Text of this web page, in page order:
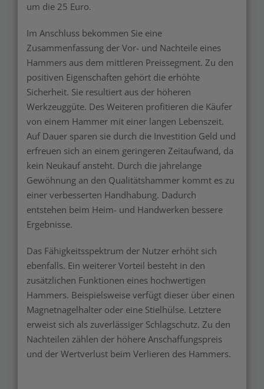
um die 25 Euro.
Im Anschluss bekommen Sie eine
Zusammenfassung der Vor- und Nachteile eines
Hammers aus dem mittleren Preissegment. Zu den
positiven Eigenschaften gehört die erhöhte
Sicherheit. Sie resultiert aus der höheren
Werkzeuggüte. Des Weiteren profitieren die Käufer
von einem Hammer mit einer langen Lebenszeit.
Auf Dauer sparen sie durch die Investition Geld und
erfreuen sich an einem geringeren Zeitaufwand, da
kein Neukauf ansteht. Durch die jahrelange
Gewöhnung an den Qualitätshammer kommt es zu
einer verbesserten Handhabung. Dadurch
entstehen beim Heim- und Handwerken bessere
Ergebnisse.
Das Fähigkeitsspektrum der Nutzer erhöht sich
ebenfalls. Ein weiterer Vorteil besteht in den
zusätzlichen Funktionen eines hochwertigen
Hammers. Beispielsweise verfügt dieser über einen
Magnetnagelhalter oder eine Stielhülse. Letztere
erweist sich als zuverlässiger Schlagschutz. Zu den
Nachteilen zählen der höhere Anschaffungspreis
und der Wertverlust beim Verlieren des Hammers.